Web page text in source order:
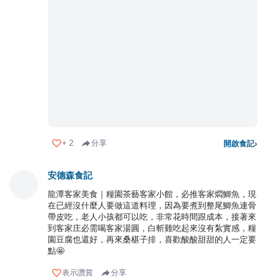
+ 2 分享 開啟食記›
安德森食記
龍潭客家美食｜糧園茶藝客家小館，必推客家燜鯽魚，現
在已經沒什麼人要做這道料理，因為要煮到整尾鯽魚連骨
帶皮吃，老人小孩都可以吃，非常花時間跟成本，接著來
到客家庄必需喝客家湯圓，白斬雞吃起來沒有紮實感，糧
園豆腐也還好，再來桑椹子排，喜歡酸酸甜甜的人一定要
點🤩
表示讚賞 分享